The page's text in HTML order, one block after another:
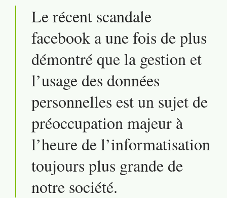
Contact
Facebook
Instagram
Tiktok
Twitter
Youtube
Ecolo.be
Rodrigue Demeuse
Le récent scandale
facebook a une fois de plus
démontré que la gestion et
l’usage des données
personnelles est un sujet de
préoccupation majeur à
l’heure de l’informatisation
toujours plus grande de
notre société.